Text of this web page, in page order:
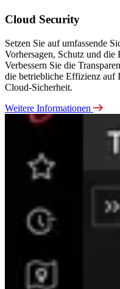
Cloud Security
Setzen Sie auf umfassende
Vorhersagen, Schutz und
Verbessern Sie die
die betriebliche Effizienz
Cloud-Sicherheit.
Weitere Informationen